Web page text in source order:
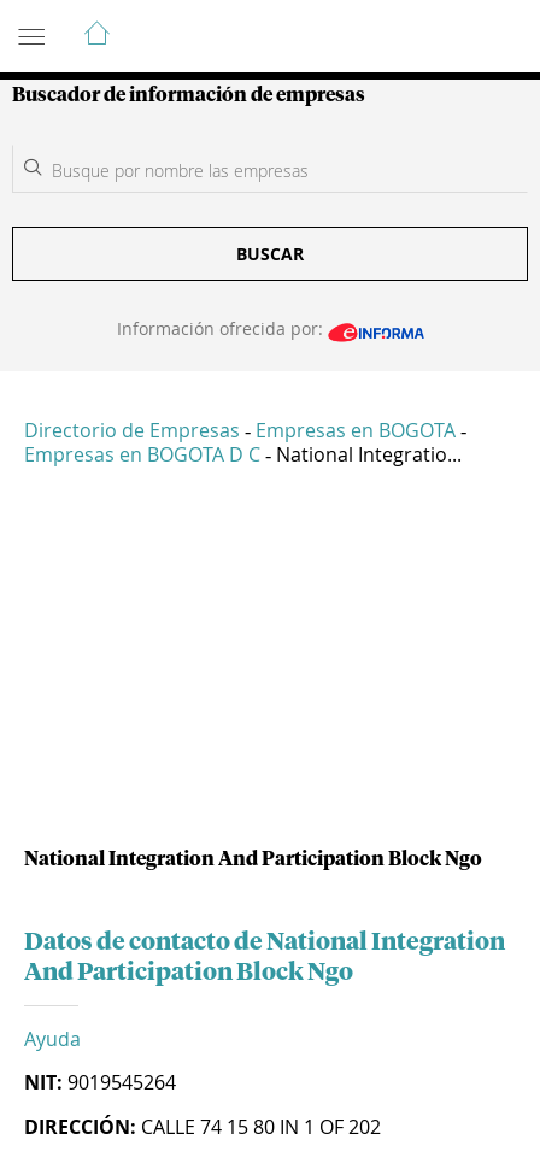
Guía de Empresas Colombianas
Buscador de información de empresas
BUSCAR
Información ofrecida por:
Directorio de Empresas - Empresas en BOGOTA -
Empresas en BOGOTA D C - National Integratio...
National Integration And Participation Block Ngo
Datos de contacto de National Integration
And Participation Block Ngo
Ayuda
NIT: 9019545264
DIRECCIÓN: CALLE 74 15 80 IN 1 OF 202